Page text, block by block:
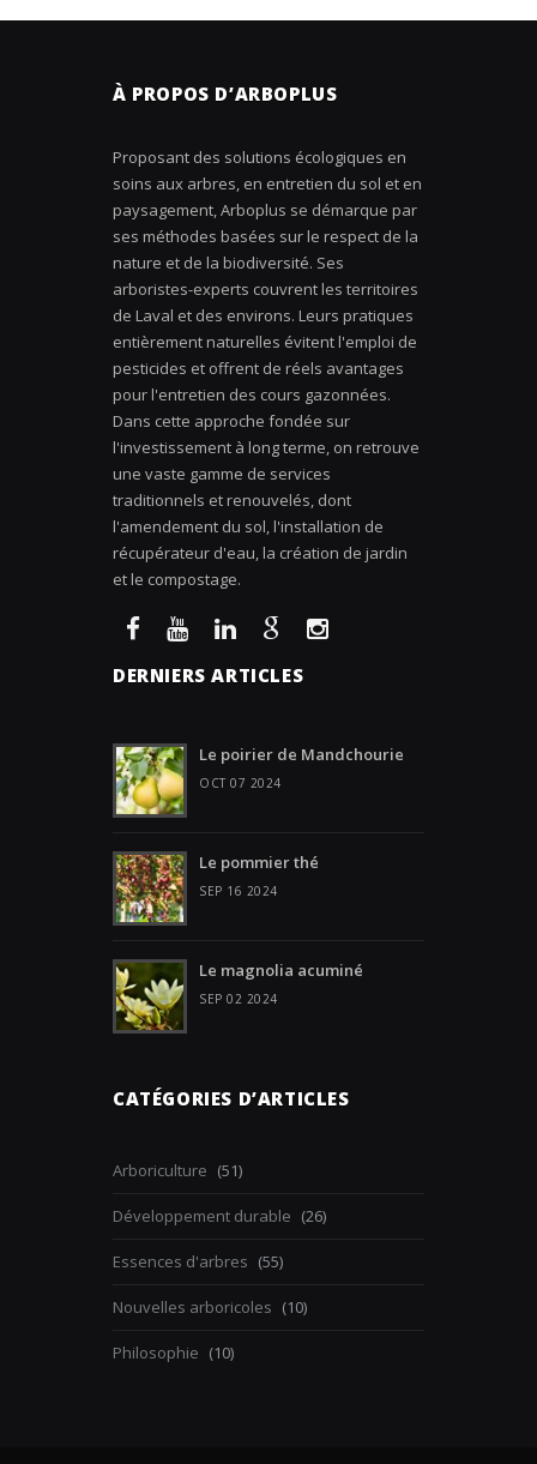
À PROPOS D’ARBOPLUS
Proposant des solutions écologiques en
soins aux arbres, en entretien du sol et en
paysagement, Arboplus se démarque par
ses méthodes basées sur le respect de la
nature et de la biodiversité. Ses
arboristes-experts couvrent les territoires
de Laval et des environs. Leurs pratiques
entièrement naturelles évitent l'emploi de
pesticides et offrent de réels avantages
pour l'entretien des cours gazonnées.
Dans cette approche fondée sur
l'investissement à long terme, on retrouve
une vaste gamme de services
traditionnels et renouvelés, dont
l'amendement du sol, l'installation de
récupérateur d'eau, la création de jardin
et le compostage.
DERNIERS ARTICLES
Le poirier de Mandchourie
OCT 07 2024
Le pommier thé
SEP 16 2024
Le magnolia acuminé
SEP 02 2024
CATÉGORIES D’ARTICLES
Arboriculture (51)
Développement durable (26)
Essences d'arbres (55)
Nouvelles arboricoles (10)
Philosophie (10)